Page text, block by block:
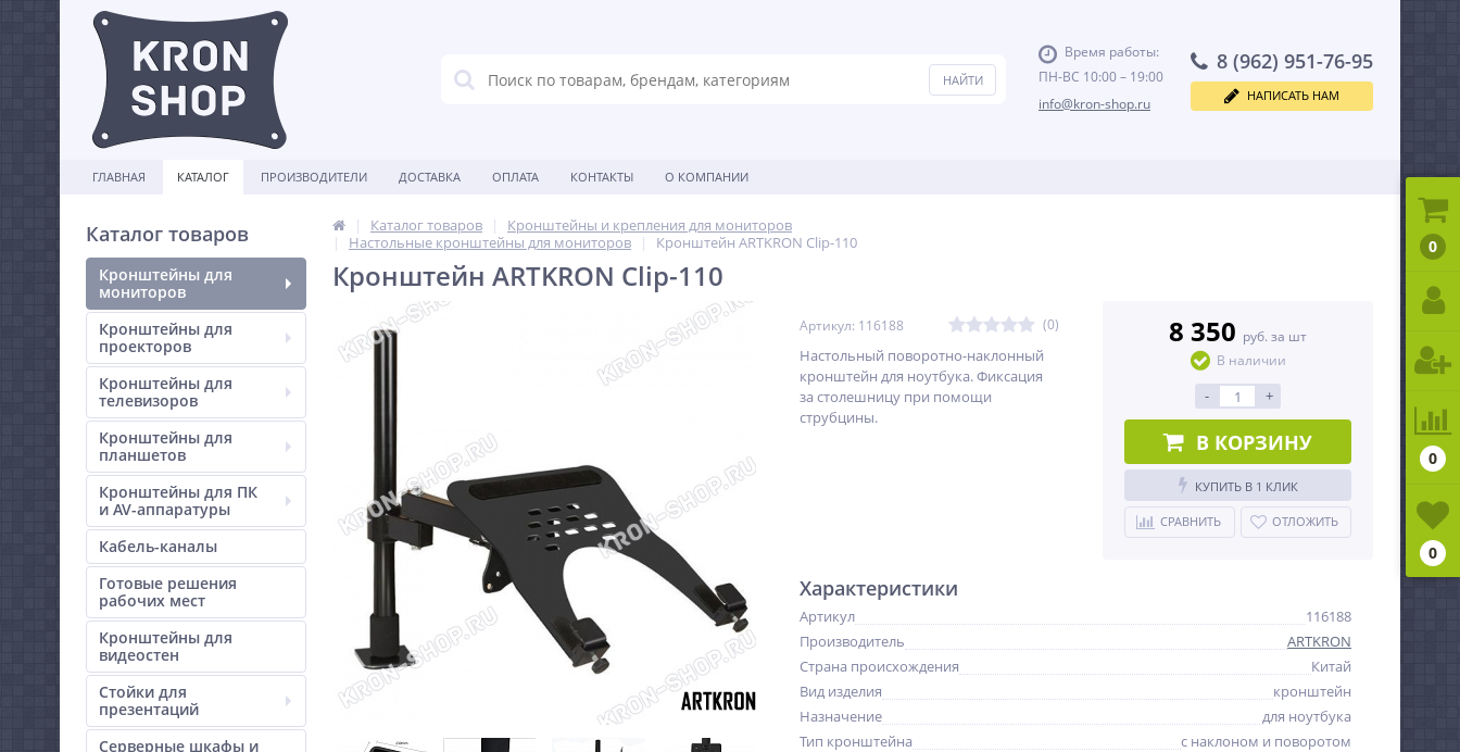
Время работы:
ПН-ВС 10:00 – 19:00
info@kron-shop.ru
8 (962) 951-76-95
НАПИСАТЬ НАМ
ГЛАВНАЯ КАТАЛОГ ПРОИЗВОДИТЕЛИ ДОСТАВКА ОПЛАТА КОНТАКТЫ О КОМПАНИИ
Каталог товаров
Кронштейны для
мониторов
Кронштейны для
проекторов
Кронштейны для
телевизоров
Кронштейны для
планшетов
Кронштейны для ПК
и AV-аппаратуры
Кабель-каналы
Готовые решения
рабочих мест
Кронштейны для
видеостен
Стойки для
презентаций
Серверные шкафы и
Каталог товаров
Кронштейны и крепления для мониторов
Настольные кронштейны для мониторов
Кронштейн ARTKRON Clip-110
Кронштейн ARTKRON Clip-110
Артикул: 116188 (0)
Настольный поворотно-наклонный
кронштейн для ноутбука. Фиксация
за столешницу при помощи
струбцины.
8 350 руб. за шт
В наличии
- +
В КОРЗИНУ
КУПИТЬ В 1 КЛИК
СРАВНИТЬ ОТЛОЖИТЬ
Характеристики
Артикул
116188
Производитель
ARTKRON
Страна происхождения
Китай
Вид изделия
кронштейн
Назначение
для ноутбука
Тип кронштейна
с наклоном и поворотом
0
0
0